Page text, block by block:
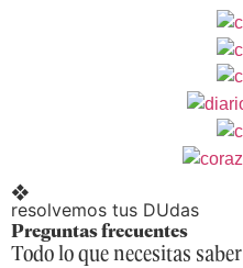
❖
resolvemos tus DUdas
Preguntas frecuentes
Todo lo que necesitas saber